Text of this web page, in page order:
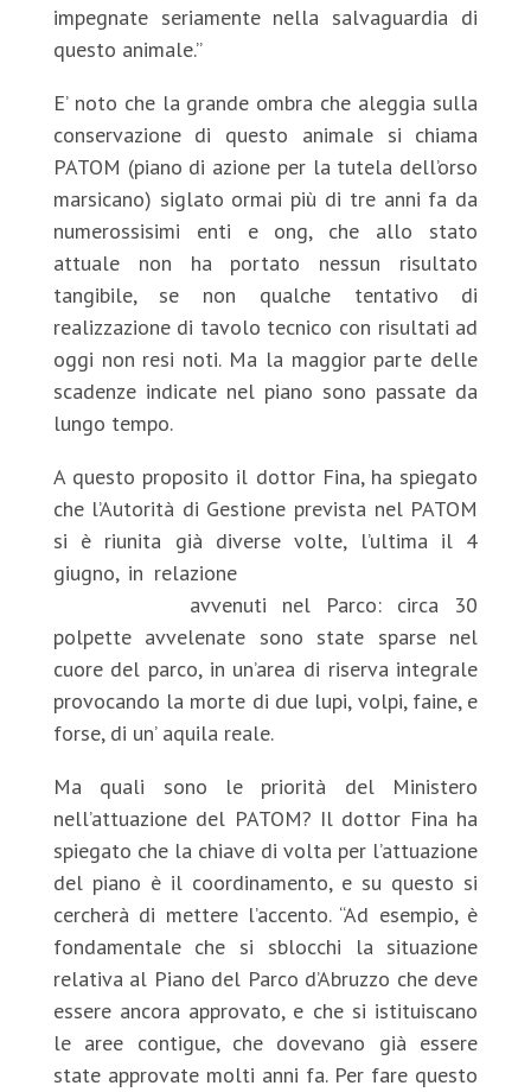
impegnate seriamente nella salvaguardia di
questo animale.”
E’ noto che la grande ombra che aleggia sulla
conservazione di questo animale si chiama
PATOM (piano di azione per la tutela dell’orso
marsicano) siglato ormai più di tre anni fa da
numerossisimi enti e ong, che allo stato
attuale non ha portato nessun risultato
tangibile, se non qualche tentativo di
realizzazione di tavolo tecnico con risultati ad
oggi non resi noti. Ma la maggior parte delle
scadenze indicate nel piano sono passate da
lungo tempo.
A questo proposito il dottor Fina, ha spiegato
che l’Autorità di Gestione prevista nel PATOM
si è riunita già diverse volte, l’ultima il 4
giugno, in relazione
avvenuti nel Parco: circa 30
polpette avvelenate sono state sparse nel
cuore del parco, in un’area di riserva integrale
provocando la morte di due lupi, volpi, faine, e
forse, di un’ aquila reale.
Ma quali sono le priorità del Ministero
nell’attuazione del PATOM? Il dottor Fina ha
spiegato che la chiave di volta per l’attuazione
del piano è il coordinamento, e su questo si
cercherà di mettere l’accento. “Ad esempio, è
fondamentale che si sblocchi la situazione
relativa al Piano del Parco d’Abruzzo che deve
essere ancora approvato, e che si istituiscano
le aree contigue, che dovevano già essere
state approvate molti anni fa. Per fare questo